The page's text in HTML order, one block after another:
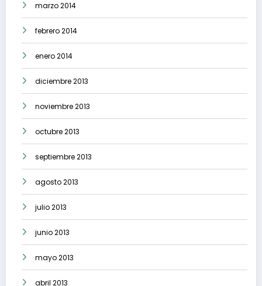
marzo 2014
febrero 2014
enero 2014
diciembre 2013
noviembre 2013
octubre 2013
septiembre 2013
agosto 2013
julio 2013
junio 2013
mayo 2013
abril 2013